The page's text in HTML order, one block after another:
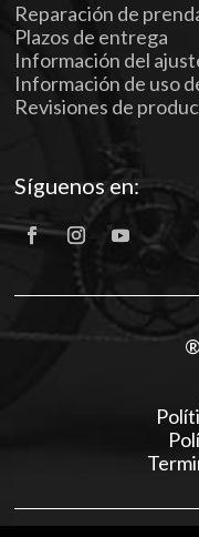
Reparación de
Plazos de entrega
Información del
Información de uso
Revisiones de
Síguenos en: